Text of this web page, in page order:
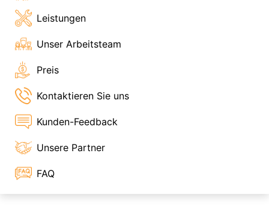
Leistungen
Unser Arbeitsteam
Preis
Kontaktieren Sie uns
Kunden-Feedback
Unsere Partner
FAQ